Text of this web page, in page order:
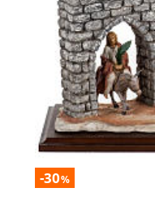
-30%